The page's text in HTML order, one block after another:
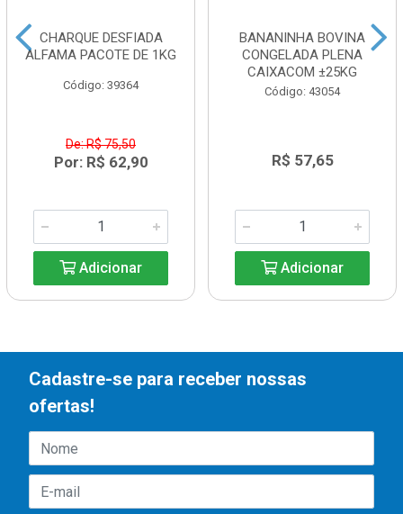
CHARQUE DESFIADA
ALFAMA PACOTE DE 1KG
Código: 39364
De: R$ 75,50
Por: R$ 62,90
Adicionar
BANANINHA BOVINA
CONGELADA PLENA
CAIXACOM ±25KG
Código: 43054
R$ 57,65
Adicionar
Cadastre-se para receber nossas
ofertas!